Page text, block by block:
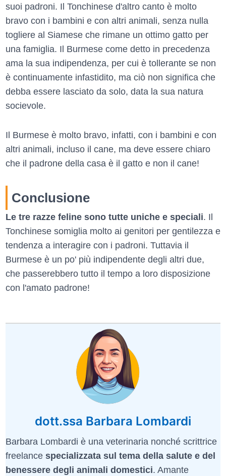
suoi padroni. Il Tonchinese d'altro canto è molto
bravo con i bambini e con altri animali, senza nulla
togliere al Siamese che rimane un ottimo gatto per
una famiglia. Il Burmese come detto in precedenza
ama la sua indipendenza, per cui è tollerante se non
è continuamente infastidito, ma ciò non significa che
debba essere lasciato da solo, data la sua natura
socievole.
Il Burmese è molto bravo, infatti, con i bambini e con
altri animali, incluso il cane, ma deve essere chiaro
che il padrone della casa è il gatto e non il cane!
Conclusione
Le tre razze feline sono tutte uniche e speciali. Il
Tonchinese somiglia molto ai genitori per gentilezza e
tendenza a interagire con i padroni. Tuttavia il
Burmese è un po' più indipendente degli altri due,
che passerebbero tutto il tempo a loro disposizione
con l'amato padrone!
dott.ssa Barbara Lombardi
Barbara Lombardi è una veterinaria nonché scrittrice
freelance specializzata sul tema della salute e del
benessere degli animali domestici. Amante